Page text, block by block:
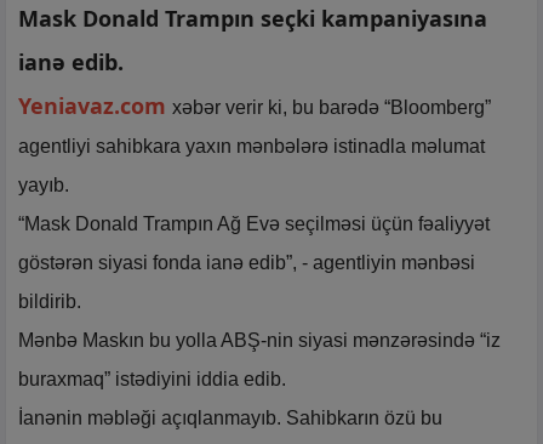
Mask Donald Trampın seçki kampaniyasına
ianə edib.
Yeniavaz.com xəbər verir ki, bu barədə “Bloomberg”
agentliyi sahibkara yaxın mənbələrə istinadla məlumat
yayıb.
“Mask Donald Trampın Ağ Evə seçilməsi üçün fəaliyyət
göstərən siyasi fonda ianə edib”, - agentliyin mənbəsi
bildirib.
Mənbə Maskın bu yolla ABŞ-nin siyasi mənzərəsində “iz
buraxmaq” istədiyini iddia edib.
İanənin məbləği açıqlanmayıb. Sahibkarın özü bu